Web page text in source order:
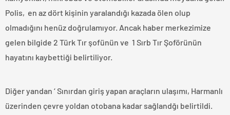
Polis, en az dört kişinin yaralandığı kazada ölen olup
olmadığını henüz doğrulamıyor. Ancak haber merkezimize
gelen bilgide 2 Türk Tır şofünün ve 1 Sırb Tır Şoförünün
hayatını kaybettiği belirtiliyor.
Diğer yandan ‘ Sınırdan giriş yapan araçların ulaşımı, Harmanlı
üzerinden çevre yoldan otobana kadar sağlandğı belirtildi.